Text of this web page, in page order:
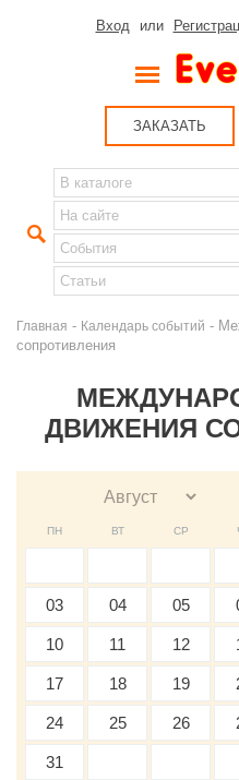
Вход или
ЗАКАЗАТЬ
Главная - Календарь событий -
сопротивления
ДВИЖЕНИЯ
ПН ВТ СР
03 04 05
10 11 12
17 18 19
24 25 26
31